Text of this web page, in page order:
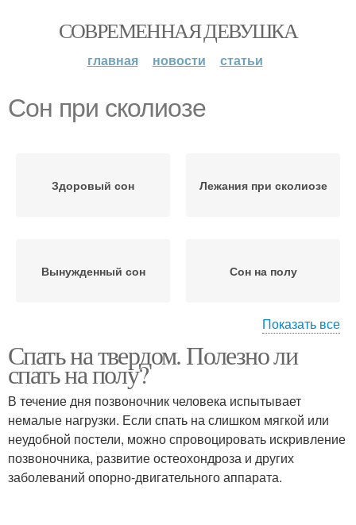
СОВРЕМЕННАЯ ДЕВУШКА
главная новости статьи
Сон при сколиозе
Здоровый сон Лежания при сколиозе
Вынужденный сон Сон на полу
Сон при больном
Показать все
Спать на твердом. Полезно ли
спать на полу?
В течение дня позвоночник человека испытывает
немалые нагрузки. Если спать на слишком мягкой или
неудобной постели, можно спровоцировать искривление
позвоночника, развитие остеохондроза и других
заболеваний опорно-двигательного аппарата.